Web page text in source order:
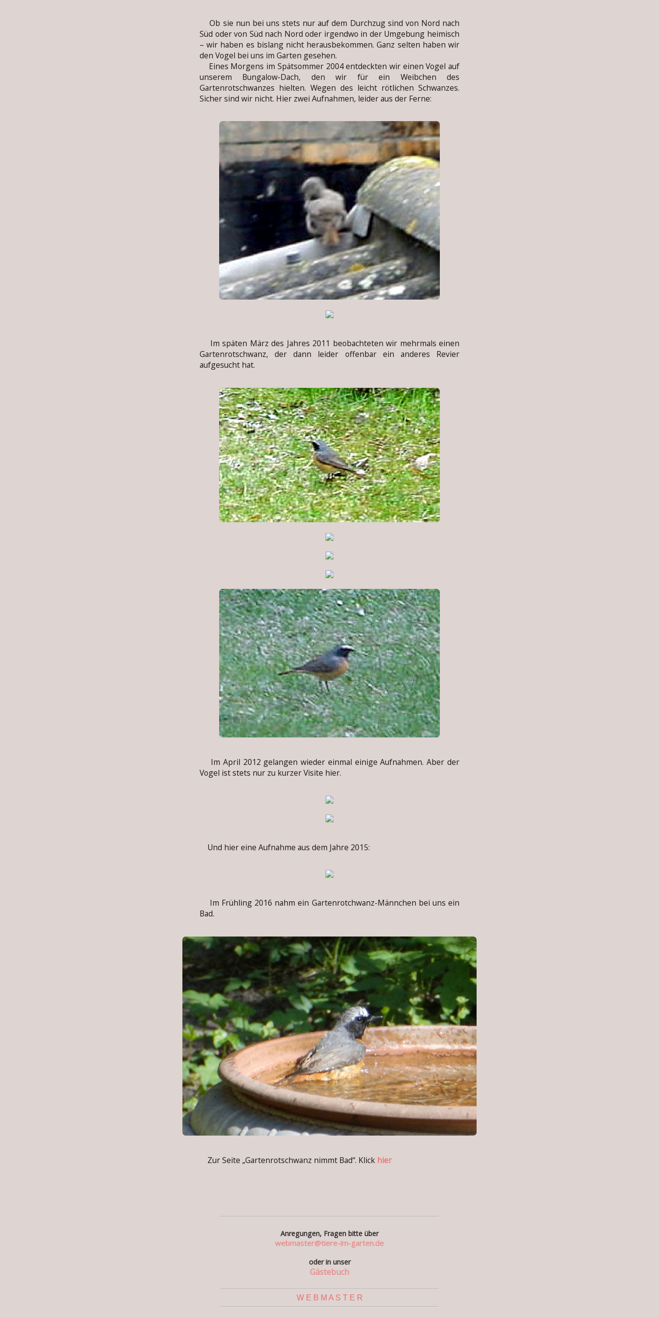
Ob sie nun bei uns stets nur auf dem Durchzug sind von Nord nach
Süd oder von Süd nach Nord oder irgendwo in der Umgebung heimisch
– wir haben es bislang nicht herausbekommen. Ganz selten haben wir
den Vogel bei uns im Garten gesehen.
Eines Morgens im Spätsommer 2004 entdeckten wir einen Vogel auf
unserem Bungalow-Dach, den wir für ein Weibchen des
Gartenrotschwanzes hielten. Wegen des leicht rötlichen Schwanzes.
Sicher sind wir nicht. Hier zwei Aufnahmen, leider aus der Ferne:
Im späten März des Jahres 2011 beobachteten wir mehrmals einen
Gartenrotschwanz, der dann leider offenbar ein anderes Revier
aufgesucht hat.
Im April 2012 gelangen wieder einmal einige Aufnahmen. Aber der
Vogel ist stets nur zu kurzer Visite hier.
Und hier eine Aufnahme aus dem Jahre 2015:
Im Frühling 2016 nahm ein Gartenrotchwanz-Männchen bei uns ein
Bad.
Zur Seite „Gartenrotschwanz nimmt Bad“. Klick hier
Anregungen, Fragen bitte über
webmaster@tiere-im-garten.de
oder in unser
Gästebuch
W E B M A S T E R